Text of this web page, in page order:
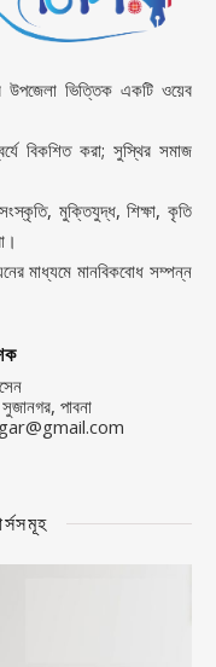
ভিত্তিক একটি ওয়েব
বিকশিত করা; সুস্থির সমাজ
মুক্তিযুদ্ধ, শিক্ষা, কৃতি
মাধ্যমে মানবিকবোধ সম্পন্ন
পাবনা